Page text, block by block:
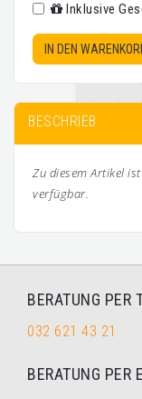
Inklusive
IN DEN
BESCHRIEB
Zu diesem Artikel
verfügbar.
BERATUNG PER
032 621 43 21
BERATUNG PER